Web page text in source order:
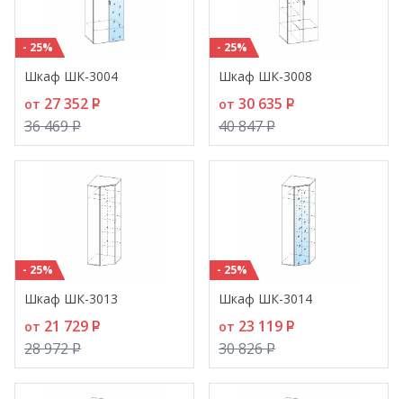
- 25%
Шкаф ШК-3004
от 27 352 P
36 469P
- 25%
Шкаф ШК-3008
от 30 635 P
40 847P
- 25%
Шкаф ШК-3013
от 21 729 P
28 972P
- 25%
Шкаф ШК-3014
от 23 119 P
30 826P